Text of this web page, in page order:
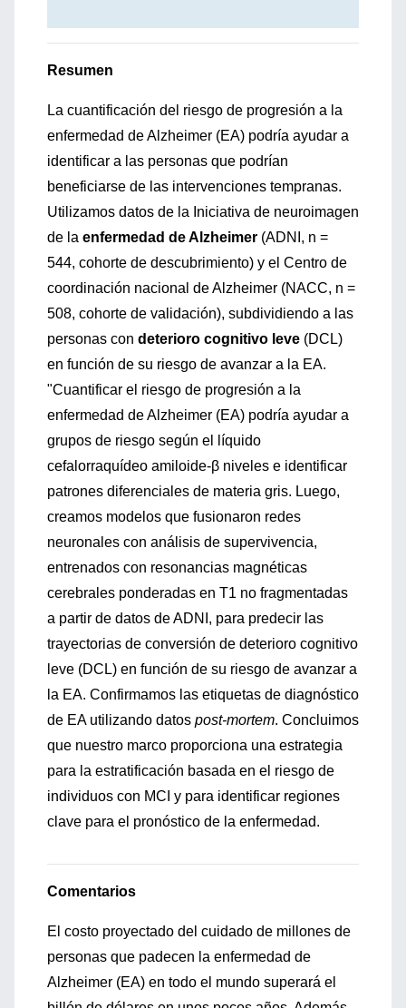
Resumen
La cuantificación del riesgo de progresión a la
enfermedad de Alzheimer (EA) podría ayudar a
identificar a las personas que podrían
beneficiarse de las intervenciones tempranas.
Utilizamos datos de la Iniciativa de neuroimagen
de la enfermedad de Alzheimer (ADNI, n =
544, cohorte de descubrimiento) y el Centro de
coordinación nacional de Alzheimer (NACC, n =
508, cohorte de validación), subdividiendo a las
personas con deterioro cognitivo leve (DCL)
en función de su riesgo de avanzar a la EA.
"Cuantificar el riesgo de progresión a la
enfermedad de Alzheimer (EA) podría ayudar a
grupos de riesgo según el líquido
cefalorraquídeo amiloide-β niveles e identificar
patrones diferenciales de materia gris. Luego,
creamos modelos que fusionaron redes
neuronales con análisis de supervivencia,
entrenados con resonancias magnéticas
cerebrales ponderadas en T1 no fragmentadas
a partir de datos de ADNI, para predecir las
trayectorias de conversión de deterioro cognitivo
leve (DCL) en función de su riesgo de avanzar a
la EA. Confirmamos las etiquetas de diagnóstico
de EA utilizando datos post-mortem. Concluimos
que nuestro marco proporciona una estrategia
para la estratificación basada en el riesgo de
individuos con MCI y para identificar regiones
clave para el pronóstico de la enfermedad.
Comentarios
El costo proyectado del cuidado de millones de
personas que padecen la enfermedad de
Alzheimer (EA) en todo el mundo superará el